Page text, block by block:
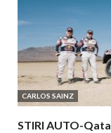
CARLOS SAINZ
STIRI AUTO-